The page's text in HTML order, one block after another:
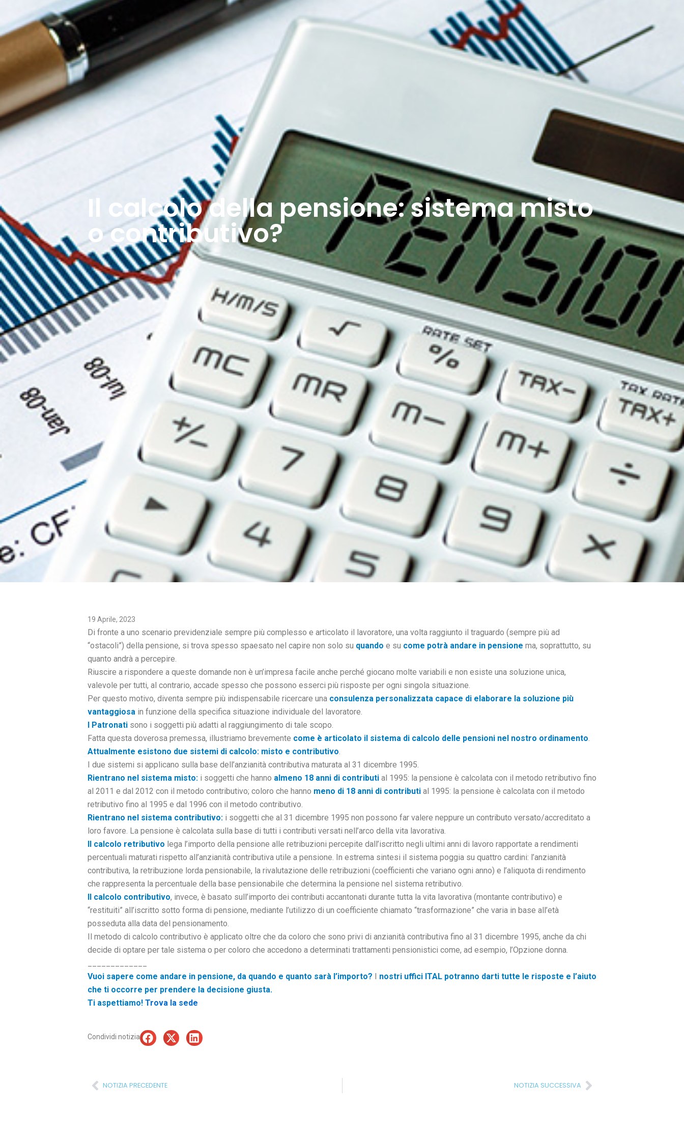
Il calcolo della pensione: sistema misto
o contributivo?
19 Aprile, 2023
Di fronte a uno scenario previdenziale sempre più complesso e articolato il lavoratore, una volta raggiunto il traguardo (sempre più ad
“ostacoli”) della pensione, si trova spesso spaesato nel capire non solo su quando e su come potrà andare in pensione ma, soprattutto, su
quanto andrà a percepire.
Riuscire a rispondere a queste domande non è un’impresa facile anche perché giocano molte variabili e non esiste una soluzione unica,
valevole per tutti, al contrario, accade spesso che possono esserci più risposte per ogni singola situazione.
Per questo motivo, diventa sempre più indispensabile ricercare una consulenza personalizzata capace di elaborare la soluzione più
vantaggiosa in funzione della specifica situazione individuale del lavoratore.
I Patronati sono i soggetti più adatti al raggiungimento di tale scopo.
Fatta questa doverosa premessa, illustriamo brevemente come è articolato il sistema di calcolo delle pensioni nel nostro ordinamento.
Attualmente esistono due sistemi di calcolo: misto e contributivo.
I due sistemi si applicano sulla base dell’anzianità contributiva maturata al 31 dicembre 1995.
Rientrano nel sistema misto: i soggetti che hanno almeno 18 anni di contributi al 1995: la pensione è calcolata con il metodo retributivo fino
al 2011 e dal 2012 con il metodo contributivo; coloro che hanno meno di 18 anni di contributi al 1995: la pensione è calcolata con il metodo
retributivo fino al 1995 e dal 1996 con il metodo contributivo.
Rientrano nel sistema contributivo: i soggetti che al 31 dicembre 1995 non possono far valere neppure un contributo versato/accreditato a
loro favore. La pensione è calcolata sulla base di tutti i contributi versati nell’arco della vita lavorativa.
Il calcolo retributivo lega l’importo della pensione alle retribuzioni percepite dall’iscritto negli ultimi anni di lavoro rapportate a rendimenti
percentuali maturati rispetto all’anzianità contributiva utile a pensione. In estrema sintesi il sistema poggia su quattro cardini: l’anzianità
contributiva, la retribuzione lorda pensionabile, la rivalutazione delle retribuzioni (coefficienti che variano ogni anno) e l’aliquota di rendimento
che rappresenta la percentuale della base pensionabile che determina la pensione nel sistema retributivo.
Il calcolo contributivo, invece, è basato sull’importo dei contributi accantonati durante tutta la vita lavorativa (montante contributivo) e
“restituiti” all’iscritto sotto forma di pensione, mediante l’utilizzo di un coefficiente chiamato “trasformazione” che varia in base all’età
posseduta alla data del pensionamento.
Il metodo di calcolo contributivo è applicato oltre che da coloro che sono privi di anzianità contributiva fino al 31 dicembre 1995, anche da chi
decide di optare per tale sistema o per coloro che accedono a determinati trattamenti pensionistici come, ad esempio, l’Opzione donna.
Vuoi sapere come andare in pensione, da quando e quanto sarà l’importo? I nostri uffici ITAL potranno darti tutte le risposte e l’aiuto
che ti occorre per prendere la decisione giusta.
Ti aspettiamo! Trova la sede
Condividi notizia
NOTIZIA PRECEDENTE NOTIZIA SUCCESSIVA